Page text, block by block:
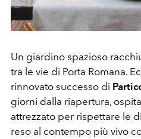
Un giardino spazioso
tra le vie di Porta Romana.
rinnovato successo di
giorni dalla riapertura,
attrezzato per rispettare le
reso al contempo più vivo